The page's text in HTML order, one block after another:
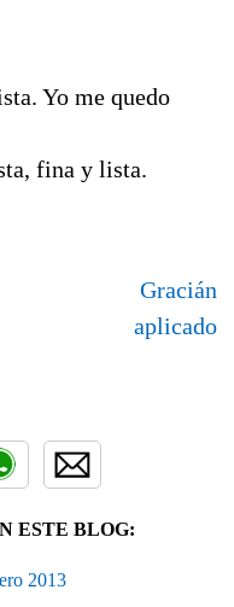
Yo me quedo
fina y lista.
Gracián
aplicado
ESTE BLOG:
2013